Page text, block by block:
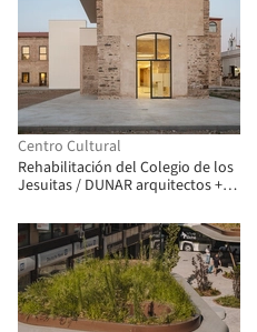
Centro Cultural
Rehabilitación del Colegio de los
Jesuitas / DUNAR arquitectos +